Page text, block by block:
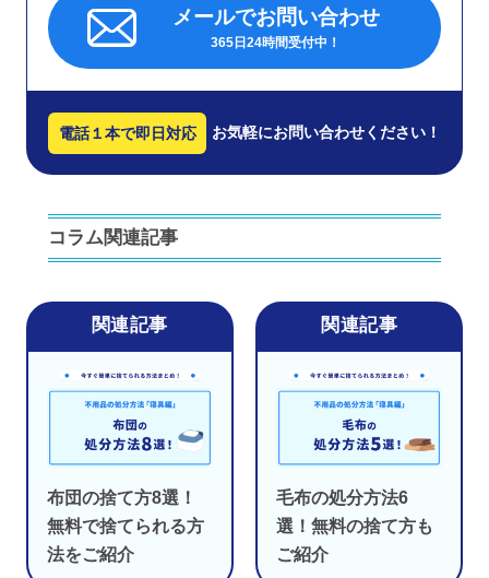
メールでお問い合わせ
365日24時間受付中！
電話１本で即日対応 お気軽にお問い合わせください！
コラム関連記事
布団の捨て方8選！
無料で捨てられる方
法をご紹介
毛布の処分方法6
選！無料の捨て方も
ご紹介